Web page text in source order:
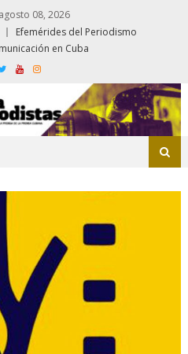
08, 2026
Efemérides del Periodismo
en Cuba